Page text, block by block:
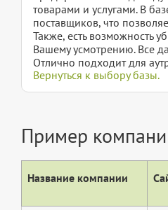
товарами и услугами. В
поставщиков, что
Также, есть возможность
Вашему усмотрению. Все
Отлично подходит для
Вернуться к выбору базы.
Пример
Название компании